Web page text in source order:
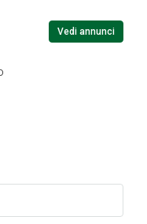
Vedi annunci